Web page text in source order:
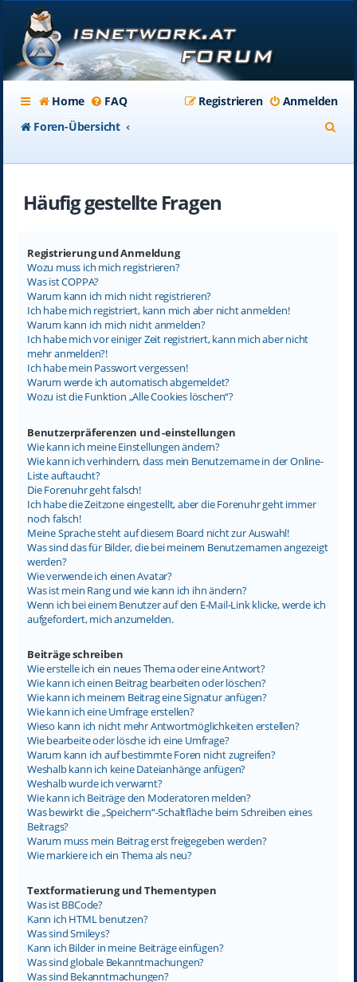
Home FAQ Anmelden
Registrieren
Foren-Übersicht
Häufig gestellte Fragen
Registrierung und Anmeldung
Wozu muss ich mich registrieren?
Was ist COPPA?
Warum kann ich mich nicht registrieren?
Ich habe mich registriert, kann mich aber nicht anmelden!
Warum kann ich mich nicht anmelden?
Ich habe mich vor einiger Zeit registriert, kann mich aber nicht
mehr anmelden?!
Ich habe mein Passwort vergessen!
Warum werde ich automatisch abgemeldet?
Wozu ist die Funktion „Alle Cookies löschen“?
Benutzerpräferenzen und -einstellungen
Wie kann ich meine Einstellungen ändern?
Wie kann ich verhindern, dass mein Benutzername in der Online-
Liste auftaucht?
Die Forenuhr geht falsch!
Ich habe die Zeitzone eingestellt, aber die Forenuhr geht immer
noch falsch!
Meine Sprache steht auf diesem Board nicht zur Auswahl!
Was sind das für Bilder, die bei meinem Benutzernamen angezeigt
werden?
Wie verwende ich einen Avatar?
Was ist mein Rang und wie kann ich ihn ändern?
Wenn ich bei einem Benutzer auf den E-Mail-Link klicke, werde ich
aufgefordert, mich anzumelden.
Beiträge schreiben
Wie erstelle ich ein neues Thema oder eine Antwort?
Wie kann ich einen Beitrag bearbeiten oder löschen?
Wie kann ich meinem Beitrag eine Signatur anfügen?
Wie kann ich eine Umfrage erstellen?
Wieso kann ich nicht mehr Antwortmöglichkeiten erstellen?
Wie bearbeite oder lösche ich eine Umfrage?
Warum kann ich auf bestimmte Foren nicht zugreifen?
Weshalb kann ich keine Dateianhänge anfügen?
Weshalb wurde ich verwarnt?
Wie kann ich Beiträge den Moderatoren melden?
Was bewirkt die „Speichern“-Schaltfläche beim Schreiben eines
Beitrags?
Warum muss mein Beitrag erst freigegeben werden?
Wie markiere ich ein Thema als neu?
Textformatierung und Thementypen
Was ist BBCode?
Kann ich HTML benutzen?
Was sind Smileys?
Kann ich Bilder in meine Beiträge einfügen?
Was sind globale Bekanntmachungen?
Was sind Bekanntmachungen?